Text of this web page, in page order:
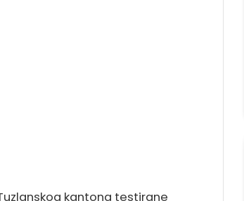
kantona testirane